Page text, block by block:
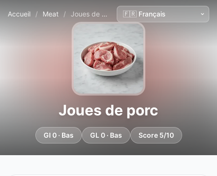
Accueil / Meat / Joues de porc
Joues de porc
GI 0 · Bas GL 0 · Bas Score 5/10